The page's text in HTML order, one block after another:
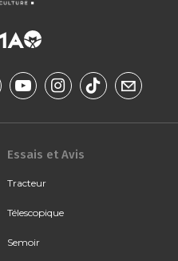
Essais et Avis
Tracteur
Télescopique
Semoir